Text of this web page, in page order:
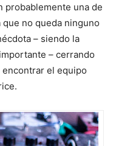
probablemente una de
no queda ninguno
– siendo la
– cerrando
encontrar el equipo